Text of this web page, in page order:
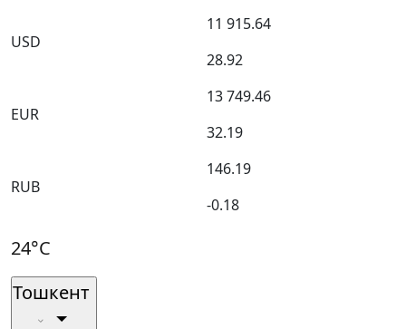
USD
11 915.64
28.92
EUR
13 749.46
32.19
RUB
146.19
-0.18
24°C
Тошкент